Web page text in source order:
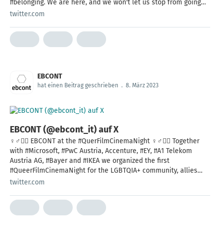
#belonging. We are here, and we won't let us stop from going
our way.
twitter.com
EBCONT
hat einen Beitrag geschrieben . 8. März 2023
EBCONT (@ebcont_it) auf X
♀️♂️🏳️‍🌈 EBCONT at the #QuerFilmCinemaNight ♀️♂️🏳️‍🌈 Together
with #Microsoft, #PwC Austria, Accenture, #EY, #A1 Telekom
Austria AG, #Bayer and #IKEA we organized the first
#QueerFilmCinemaNight for the LGBTQIA+ community, allies
and employees. #awareness #visibility
twitter.com